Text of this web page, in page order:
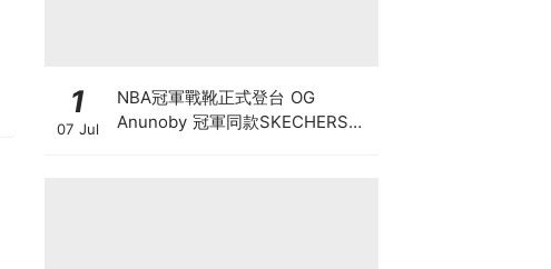
1
07 Jul
NBA冠軍戰靴正式登台 OG
Anunoby 冠軍同款SKECHERS